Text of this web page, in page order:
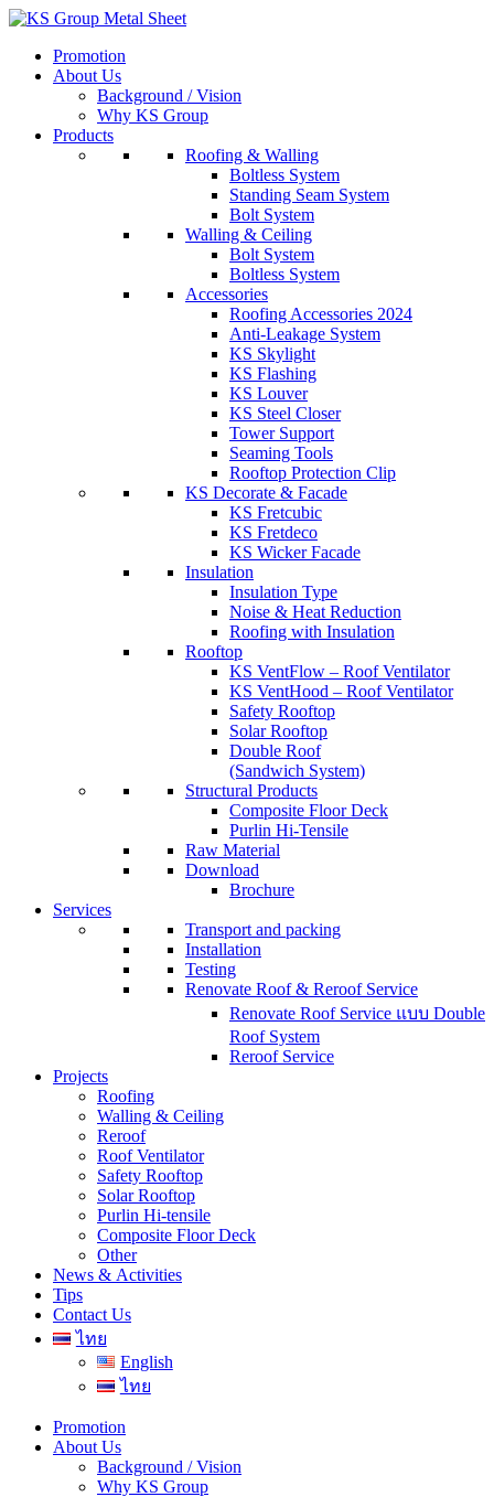
Skip
contentPromotion
About Us
Background / Vision
Why KS Group
Products
Roofing & Walling
Boltless System
Standing Seam System
Bolt System
Walling & Ceiling
Bolt System
Boltless System
Accessories
Roofing Accessories 2024
Anti-Leakage System
KS Skylight
KS Flashing
KS Louver
KS Steel Closer
Tower Support
Seaming Tools
Rooftop Protection Clip
KS Decorate & Facade
KS Fretcubic
KS Fretdeco
KS Wicker Facade
Insulation
Insulation Type
Noise & Heat Reduction
Roofing with Insulation
Rooftop
KS VentFlow – Roof Ventilator
KS VentHood – Roof Ventilator
Safety Rooftop
Solar Rooftop
Double Roof
(Sandwich System)
Structural Products
Composite Floor Deck
Purlin Hi-Tensile
Raw Material
Download
Brochure
Services
Transport and packing
Installation
Testing
Renovate Roof & Reroof Service
Renovate Roof Service แบบ Double
Roof System
Reroof Service
Projects
Roofing
Walling & Ceiling
Reroof
Roof Ventilator
Safety Rooftop
Solar Rooftop
Purlin Hi-tensile
Composite Floor Deck
Other
News & Activities
Tips
Contact Us
ไทย
English
ไทย
Promotion
About Us
Background / Vision
Why KS Group